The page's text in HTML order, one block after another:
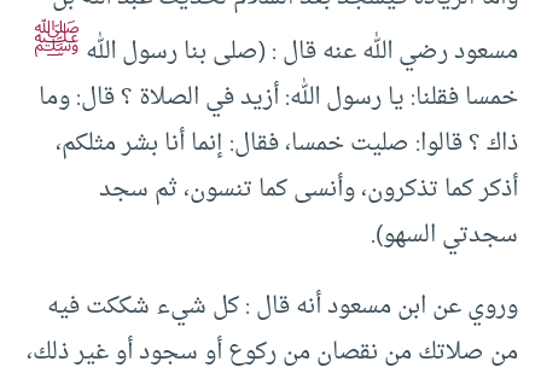
مسعود رضي الله عنه قال : (صلى بنا رسول اللهﷺ
خمسا فقلنا: يا رسول الله: أزيد في الصلاة ؟ قال: وما
ذاك ؟ قالوا: صليت خمسا، فقال: إنما أنا بشر مثلكم،
أذكر كما تذكرون، وأنسى كما تنسون، ثم سجد
سجدتي السهو).
وروي عن ابن مسعود أنه قال : كل شيء شككت فيه
من صلاتك من نقصان من ركوع أو سجود أو غير ذلك،